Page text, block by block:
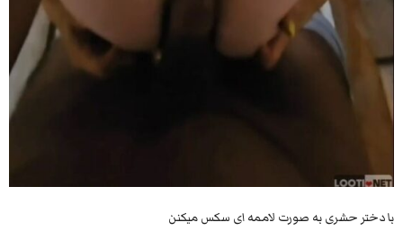
با دختر حشری به صورت لاممه ای سکس میکنن